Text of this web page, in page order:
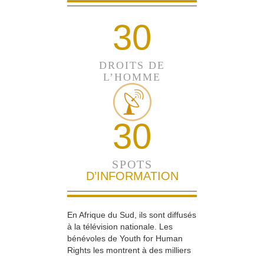
30
DROITS DE
L’HOMME
30
SPOTS
D’INFORMATION
En Afrique du Sud, ils sont diffusés
à la télévision nationale. Les
bénévoles de Youth for Human
Rights les montrent à des milliers